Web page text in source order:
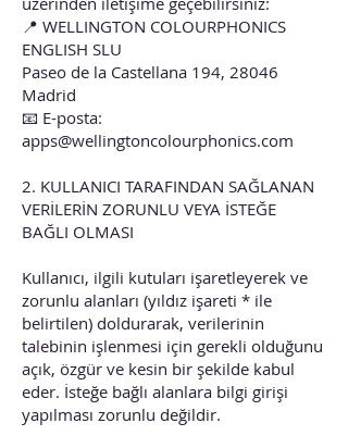
📍 WELLINGTON COLOURPHONICS
ENGLISH SLU
Paseo de la Castellana 194, 28046
Madrid
📧 E-posta:
apps@wellingtoncolourphonics.com
2. KULLANICI TARAFINDAN SAĞLANAN
VERİLERİN ZORUNLU VEYA İSTEĞE
BAĞLI OLMASI
Kullanıcı, ilgili kutuları işaretleyerek ve
zorunlu alanları (yıldız işareti * ile
belirtilen) doldurarak, verilerinin
talebinin işlenmesi için gerekli olduğunu
açık, özgür ve kesin bir şekilde kabul
eder. İsteğe bağlı alanlara bilgi girişi
yapılması zorunlu değildir.